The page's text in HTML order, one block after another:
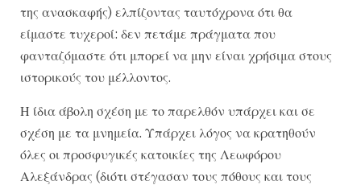
της ανασκαφής) ελπίζοντας ταυτόχρονα ότι θα
είμαστε τυχεροί: δεν πετάμε πράγματα που
φανταζόμαστε ότι μπορεί να μην είναι χρήσιμα στους
ιστορικούς του μέλλοντος.
Η ίδια άβολη σχέση με το παρελθόν υπάρχει και σε
σχέση με τα μνημεία. Υπάρχει λόγος να κρατηθούν
όλες οι προσφυγικές κατοικίες της Λεωφόρου
Αλεξάνδρας (διότι στέγασαν τους πόθους και τους